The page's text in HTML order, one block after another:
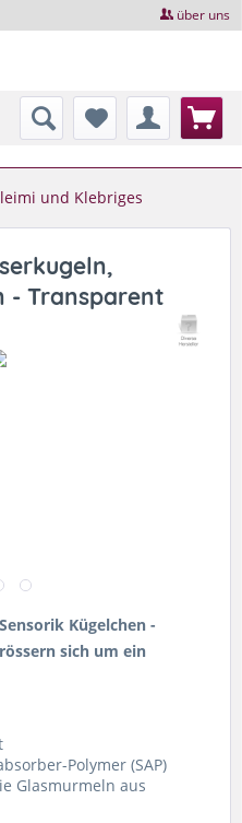
über uns
und Klebriges
- Transparent
Kügelchen -
sich um ein
Polymer (SAP)
Glasmurmeln aus